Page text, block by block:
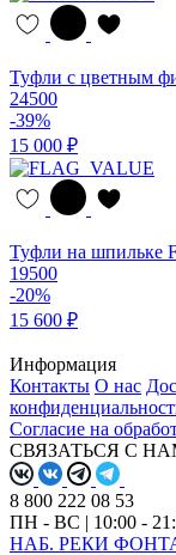
Туфли с цветным
24500
-39%
15 000 ₽
Туфли на шпильке
19500
-20%
15 600 ₽
Информация
Контакты О нас
Согласие на
СВЯЗАТЬСЯ С
8 800 222 08 53
ПН - ВС | 10:00 -
НАБ. РЕКИ